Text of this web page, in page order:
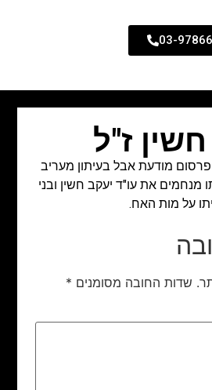
03-
חשין ז"ל
פרסום מודעת אבל בעיתון מעריב
מנחמים את עו"ד יעקב חשין ובני
על מות האח.
שדות החובה מסומנים *